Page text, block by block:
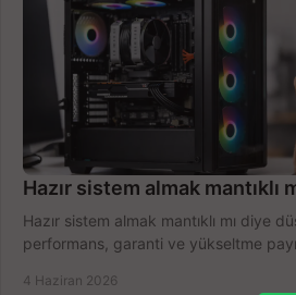
Hazır sistem almak mantıklı
Hazır sistem almak mantıklı mı diye
performans, garanti ve yükseltme
4 Haziran 2026